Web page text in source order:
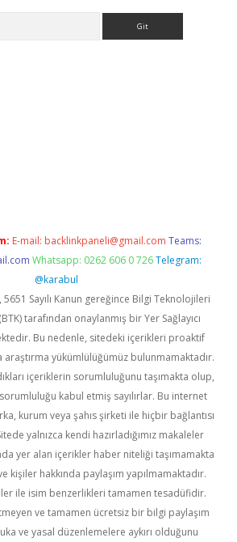
E-mail: backlinkpaneli@gmail.com Teams:
Whatsapp: 0262 606 0 726 Telegram:
@karabul
5651 Sayılı Kanun gereğince Bilgi Teknolojileri
tarafından onaylanmış bir Yer Sağlayıcı
Bu nedenle, sitedeki içerikleri proaktif
yükümlülüğümüz bulunmamaktadır.
içeriklerin sorumluluğunu taşımakta olup,
kabul etmiş sayılırlar. Bu internet
kurum veya şahıs şirketi ile hiçbir bağlantısı
yalnızca kendi hazırladığımız makaleler
yer alan içerikler haber niteliği taşımamakta
kişiler hakkında paylaşım yapılmamaktadır.
ile isim benzerlikleri tamamen tesadüfidir.
ve tamamen ücretsiz bir bilgi paylaşım
ve yasal düzenlemelere aykırı olduğunu